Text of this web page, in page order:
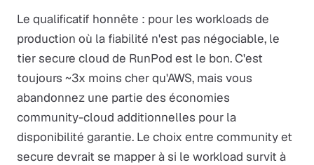
Le qualificatif honnête : pour les workloads de
production où la fiabilité n'est pas négociable, le
tier secure cloud de RunPod est le bon. C'est
toujours ~3x moins cher qu'AWS, mais vous
abandonnez une partie des économies
community-cloud additionnelles pour la
disponibilité garantie. Le choix entre community et
secure devrait se mapper à si le workload survit à